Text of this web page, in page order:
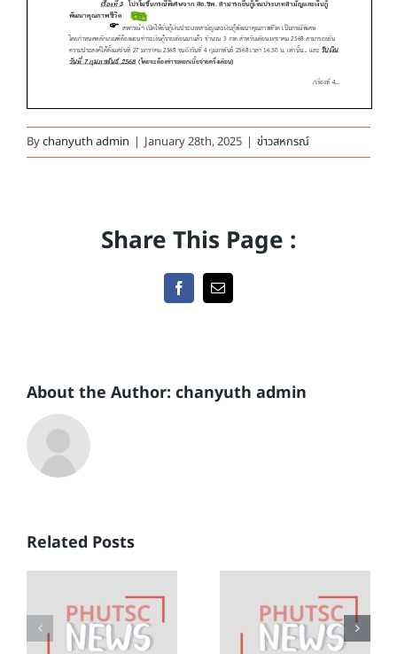
Bychanyuth admin | January 28th, 2025 | ข่าวสหกรณ์
Share This Page :
FacebookEmail
About the Author: chanyuth admin
Related Postsออมทรัพย์
ชาว
พฤหัสบดี
จำกัด ชุดที่
ชาว
พฤหัสบดี
จำกัด ชุดที่